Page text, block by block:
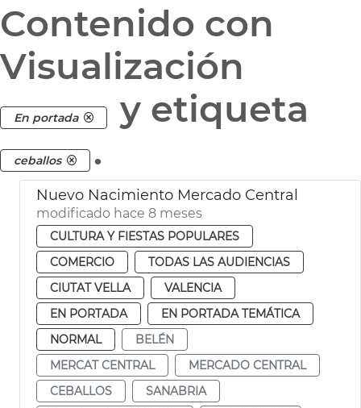
Contenido con
Visualización
En portada y etiqueta
ceballos .
Nuevo Nacimiento Mercado Central
modificado hace 8 meses
CULTURA Y FIESTAS POPULARES
COMERCIO
TODAS LAS AUDIENCIAS
CIUTAT VELLA
VALENCIA
EN PORTADA
EN PORTADA TEMÁTICA
NORMAL
BELÉN
MERCAT CENTRAL
MERCADO CENTRAL
CEBALLOS
SANABRIA